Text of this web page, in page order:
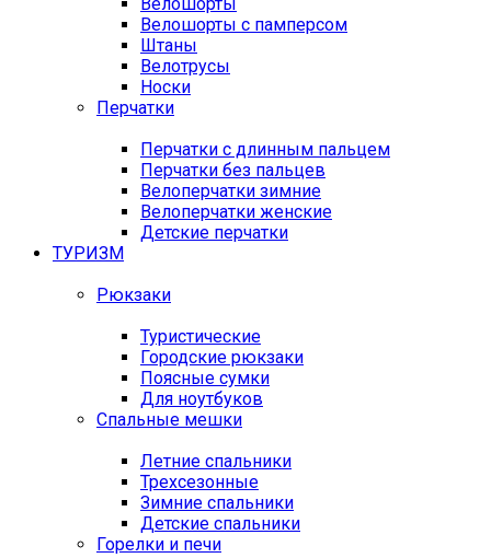
Велошорты с памперсом
Штаны
Велотрусы
Носки
Перчатки
Перчатки с длинным пальцем
Перчатки без пальцев
Велоперчатки зимние
Велоперчатки женские
Детские перчатки
ТУРИЗМ
Рюкзаки
Туристические
Городские рюкзаки
Поясные сумки
Для ноутбуков
Спальные мешки
Летние спальники
Трехсезонные
Зимние спальники
Детские спальники
Горелки и печи